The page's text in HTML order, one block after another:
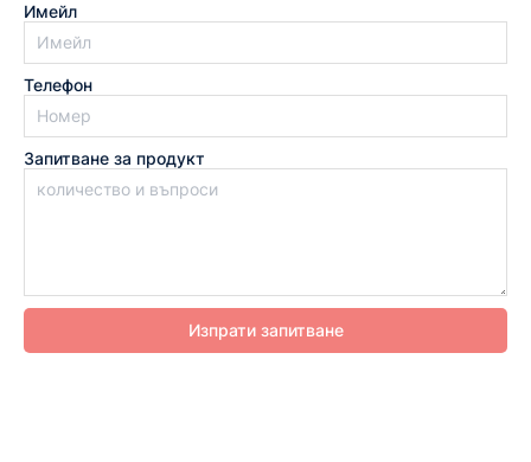
Имейл
Телефон
Запитване за продукт
Изпрати запитване